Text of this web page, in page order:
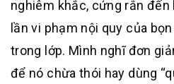
nghiêm khắc, cứng rắn
lần vi phạm nội quy của
trong lớp. Mình nghĩ đơn
để nó chừa thói hay dùng